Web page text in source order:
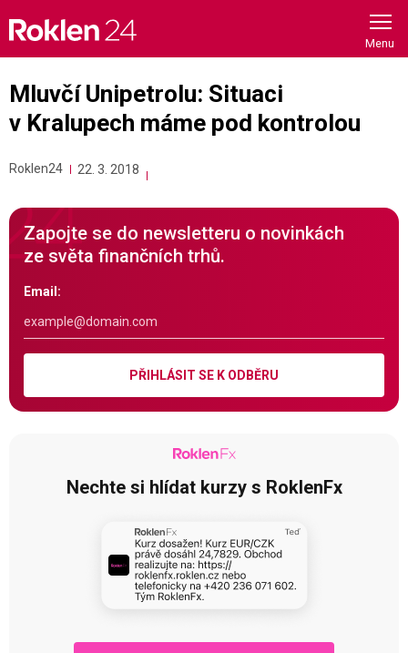
content
Mluvčí Unipetrolu: Situaci
v Kralupech máme pod kontrolou
Roklen24 22. 3. 2018
Zapojte se do newsletteru o novinkách
ze světa finančních trhů.
Email:
PŘIHLÁSIT SE K ODBĚRU
Nechte si hlídat kurzy s RoklenFx